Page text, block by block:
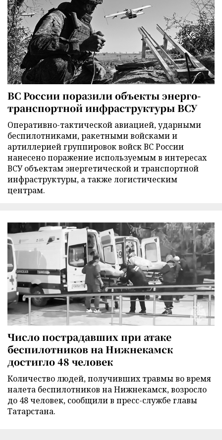
ВС России поразили объекты энерго-
транспортной инфраструктуры ВСУ
Оперативно-тактической авиацией, ударными
беспилотниками, ракетными войсками и
артиллерией группировок войск ВС России
нанесено поражение используемым в интересах
ВСУ объектам энергетической и транспортной
инфраструктуры, а также логистическим
центрам.
Число пострадавших при атаке
беспилотников на Нижнекамск
достигло 48 человек
Количество людей, получивших травмы во время
налета беспилотников на Нижнекамск, возросло
до 48 человек, сообщили в пресс-службе главы
Татарстана.